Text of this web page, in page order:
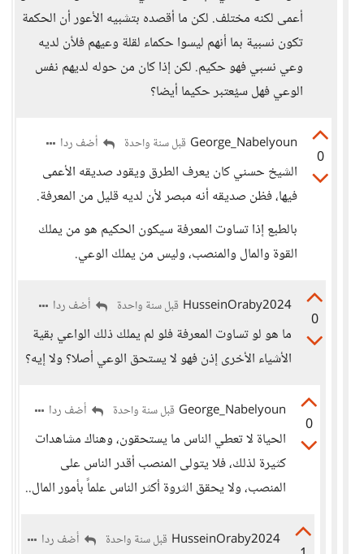
أعمى لكنه مختلف. لكن ما أقصده بتشبيه الأعور أن الحكمة
تكون نسبية بما أنهم ليسوا حكماء لقلة وعيهم فلأن لديه
وعي نسبي فهو حكيم. لكن إذا كان من حوله لديهم نفس
الوعي فهل سيُعتبر حكيما أيضا؟
0
George_Nabelyoun قبل سنة واحدة أضف ردا
الشيخ حسني كان يعرف الطرق ويقود صديقه الأعمى
فيها، فظن صديقه أنه مبصر لأن لديه قليل من المعرفة.
بالطبع إذا تساوت المعرفة سيكون الحكيم هو من يملك
القوة والمال والمنصب، وليس من يملك الوعي.
0
HusseinOraby2024 قبل سنة واحدة أضف ردا
ما هو لو تساوت المعرفة فلو لم يملك ذلك الواعي بقية
الأشياء الأخرى إذن فهو لا يستحق الوعي أصلا؟ ولا إيه؟
0
George_Nabelyoun قبل سنة واحدة أضف ردا
الحياة لا تعطي الناس ما يستحقون، وهناك مشاهدات
كثيرة لذلك، فلا يتولى المنصب أقدر الناس على
المنصب، ولا يحقق الثروة أكثر الناس علماً بأمور المال..
HusseinOraby2024 قبل سنة واحدة أضف ردا